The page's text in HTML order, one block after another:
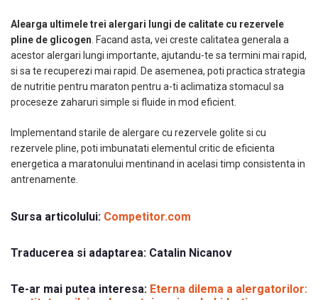
Alearga ultimele trei alergari lungi de calitate cu rezervele
pline de glicogen . Facand asta, vei creste calitatea generala a
acestor alergari lungi importante, ajutandu-te sa termini mai rapid,
si sa te recuperezi mai rapid. De asemenea, poti practica strategia
de nutritie pentru maraton pentru a-ti aclimatiza stomacul sa
proceseze zaharuri simple si fluide in mod eficient.
Implementand starile de alergare cu rezervele golite si cu
rezervele pline, poti imbunatati elementul critic de eficienta
energetica a maratonului mentinand in acelasi timp consistenta in
antrenamente.
Sursa articolului: Competitor.com
Traducerea si adaptarea: Catalin Nicanov
Te-ar mai putea interesa: Eterna dilema a alergatorilor: